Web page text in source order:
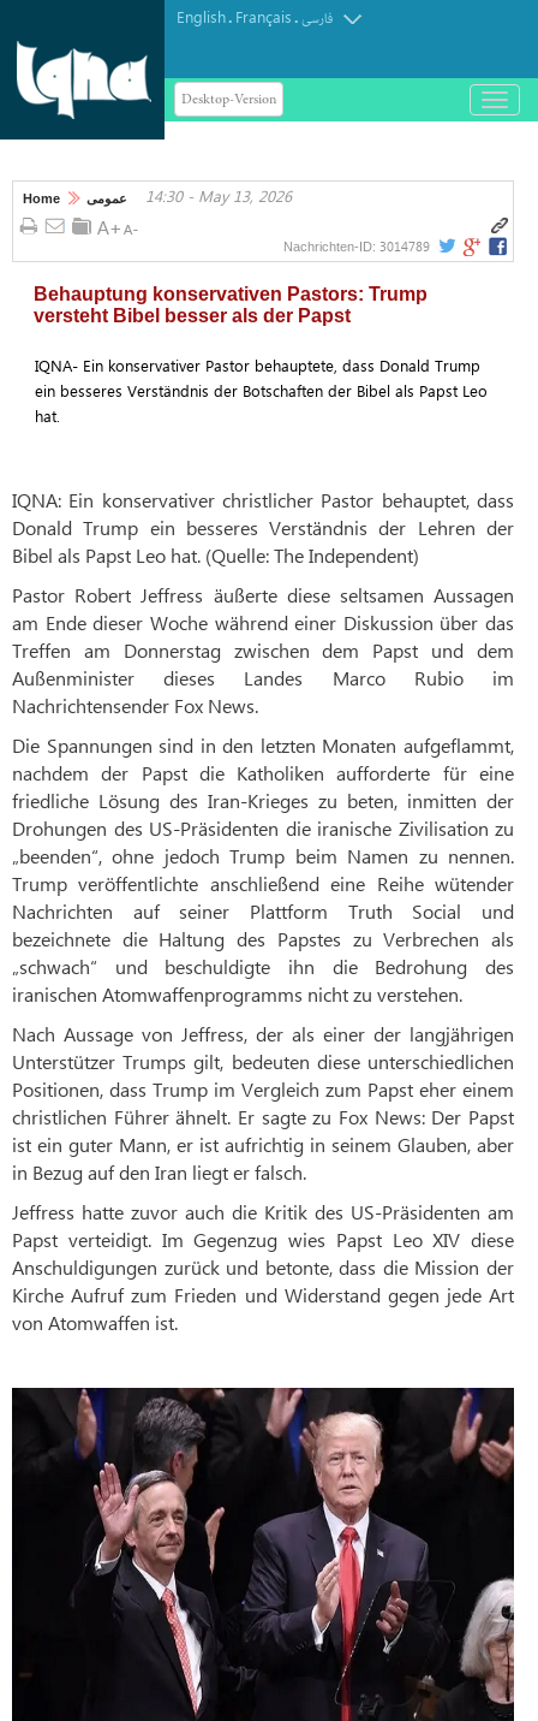
English. Français.فارسی
Desktop-Version
باز
و
کردن
Home عمومی 14:30 - May 13, 2026
Nachrichten-ID: 3014789
Behauptung konservativen Pastors: Trump
versteht Bibel besser als der Papst
IQNA- Ein konservativer Pastor behauptete, dass Donald Trump
ein besseres Verständnis der Botschaften der Bibel als Papst Leo
hat.
IQNA: Ein konservativer christlicher Pastor behauptet, dass
Donald Trump ein besseres Verständnis der Lehren der
Bibel als Papst Leo hat. (Quelle: The Independent)
Pastor Robert Jeffress äußerte diese seltsamen Aussagen
am Ende dieser Woche während einer Diskussion über das
Treffen am Donnerstag zwischen dem Papst und dem
Außenminister dieses Landes Marco Rubio im
Nachrichtensender Fox News.
Die Spannungen sind in den letzten Monaten aufgeflammt,
nachdem der Papst die Katholiken aufforderte für eine
friedliche Lösung des Iran-Krieges zu beten, inmitten der
Drohungen des US-Präsidenten die iranische Zivilisation zu
„beenden“, ohne jedoch Trump beim Namen zu nennen.
Trump veröffentlichte anschließend eine Reihe wütender
Nachrichten auf seiner Plattform Truth Social und
bezeichnete die Haltung des Papstes zu Verbrechen als
„schwach“ und beschuldigte ihn die Bedrohung des
iranischen Atomwaffenprogramms nicht zu verstehen.
Nach Aussage von Jeffress, der als einer der langjährigen
Unterstützer Trumps gilt, bedeuten diese unterschiedlichen
Positionen, dass Trump im Vergleich zum Papst eher einem
christlichen Führer ähnelt. Er sagte zu Fox News: Der Papst
ist ein guter Mann, er ist aufrichtig in seinem Glauben, aber
in Bezug auf den Iran liegt er falsch.
Jeffress hatte zuvor auch die Kritik des US-Präsidenten am
Papst verteidigt. Im Gegenzug wies Papst Leo XIV diese
Anschuldigungen zurück und betonte, dass die Mission der
Kirche Aufruf zum Frieden und Widerstand gegen jede Art
von Atomwaffen ist.